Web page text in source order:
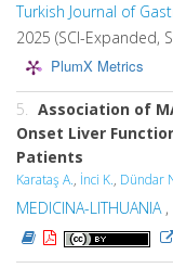
Turkish Journal of
2025 (SCI-Expanded,
PlumX Metrics
5. Association of
Onset Liver
Patients
Karataş A., İnci K., Dündar
MEDICINA-LITHUANIA,